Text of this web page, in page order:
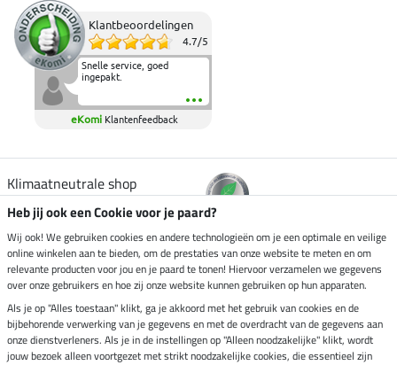
Klantbeoordelingen
4.7/5
Snelle service, goed
ingepakt.
eKomi Klantenfeedback
Klimaatneutrale shop
Verzending per
Veilig betalen met
Heb jij ook een Cookie voor je paard?
Wij ook! We gebruiken cookies en andere technologieën om je een optimale en veilige
online winkelen aan te bieden, om de prestaties van onze website te meten en om
relevante producten voor jou en je paard te tonen! Hiervoor verzamelen we gegevens
over onze gebruikers en hoe zij onze website kunnen gebruiken op hun apparaten.
Als je op "Alles toestaan" klikt, ga je akkoord met het gebruik van cookies en de
bijbehorende verwerking van je gegevens en met de overdracht van de gegevens aan
onze dienstverleners. Als je in de instellingen op "Alleen noodzakelijke" klikt, wordt
jouw bezoek alleen voortgezet met strikt noodzakelijke cookies, die essentieel zijn